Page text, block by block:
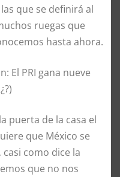
que se definirá al
ruegas que
hasta ahora.
El PRI gana nueve
puerta de la casa el
que México se
como dice la
que no nos